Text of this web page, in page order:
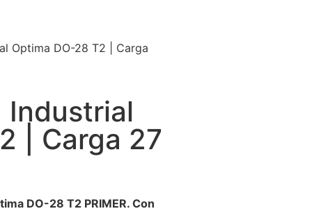
Optima DO-28 T2 | Carga
Industrial
| Carga 27
DO-28 T2 PRIMER. Con